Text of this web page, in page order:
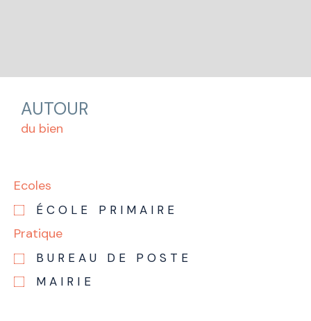
AUTOUR
du bien
Ecoles
ÉCOLE PRIMAIRE
Pratique
BUREAU DE POSTE
MAIRIE